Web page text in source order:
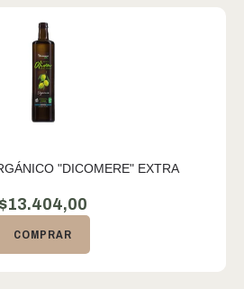
"DICOMERE" EXTRA
$13.404,00
COMPRAR